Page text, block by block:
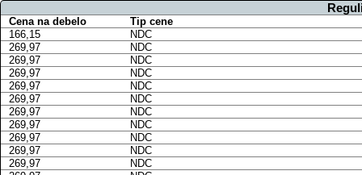
Cena na debelo
Tip cene
166,15
NDC
269,97
NDC
269,97
NDC
269,97
NDC
269,97
NDC
269,97
NDC
269,97
NDC
269,97
NDC
269,97
NDC
269,97
NDC
269,97
NDC